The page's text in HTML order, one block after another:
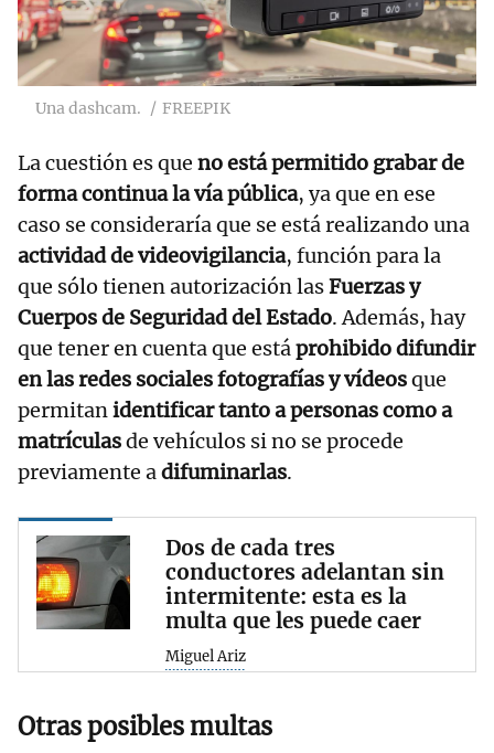
Una dashcam. FREEPIK
La cuestión es que no está permitido grabar de
forma continua la vía pública, ya que en ese
caso se consideraría que se está realizando una
actividad de videovigilancia, función para la
que sólo tienen autorización lasFuerzas y
Cuerpos de Seguridad del Estado. Además, hay
que tener en cuenta que estáprohibido difundir
en las redes sociales fotografías y vídeosque
permitanidentificar tanto a personas como a
matrículasde vehículos si no se procede
previamente adifuminarlas.
Dos de cada tres
conductores adelantan sin
intermitente: esta es la
multa que les puede caer
Miguel Ariz
Otras posibles multas